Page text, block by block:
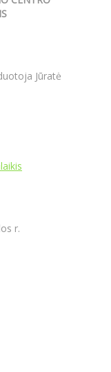
Jūratė
r.